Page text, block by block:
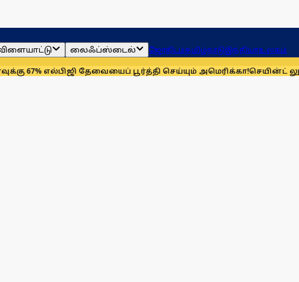
லைஃப்ஸ்டைல் ஜோதிடம்தமிழ்நாடுஇந்தியாஉலகம்
எல்பிஜி தேவையைப் பூர்த்தி செய்யும் அமெரிக்கா!செயின்ட் லூயிஸ்